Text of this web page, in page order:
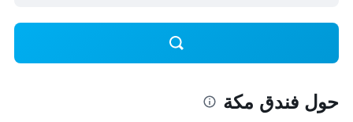
حول فندق مكة